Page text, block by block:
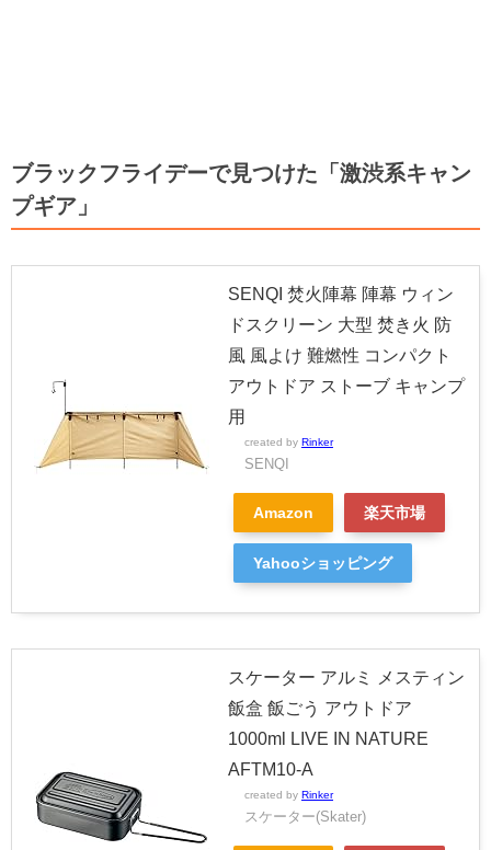
ブラックフライデーで見つけた「激渋系キャン
プギア」
SENQI 焚火陣幕 陣幕 ウィン
ドスクリーン 大型 焚き火 防
風 風よけ 難燃性 コンパクト
アウトドア ストーブ キャンプ
用
created by Rinker
SENQI
Amazon 楽天市場
Yahooショッピング
スケーター アルミ メスティン
飯盒 飯ごう アウトドア
1000ml LIVE IN NATURE
AFTM10-A
created by Rinker
スケーター(Skater)